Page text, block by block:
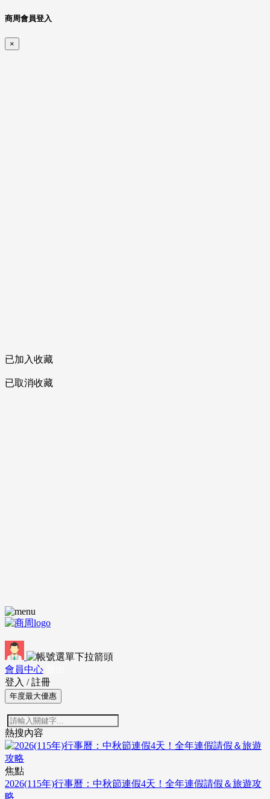
商周會員登入
×
已加入收藏
已取消收藏
會員中心
登入 / 註冊
年度最大優惠
熱搜內容
焦點
2026(115年)行事曆：中秋節連假4天！全年連假請假＆旅遊攻
略